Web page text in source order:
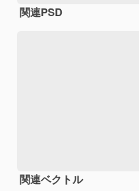
関連PSD
関連ベクトル